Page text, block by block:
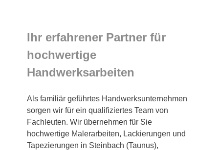
Ihr erfahrener Partner für
hochwertige
Handwerksarbeiten
Als familiär geführtes Handwerksunternehmen
sorgen wir für ein qualifiziertes Team von
Fachleuten. Wir übernehmen für Sie
hochwertige Malerarbeiten, Lackierungen und
Tapezierungen in Steinbach (Taunus),